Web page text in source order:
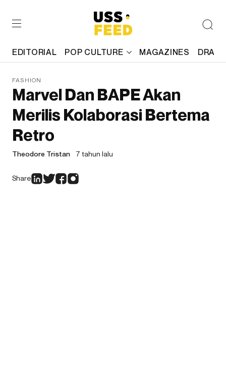
EDITORIAL POP CULTURE MAGAZINES
FASHION
Marvel Dan BAPE Akan
Merilis Kolaborasi Bertema
Retro
Theodore Tristan 7 tahun lalu
Share